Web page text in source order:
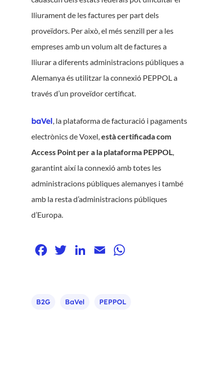
lliurament de les factures per part dels
proveïdors. Per això, el més senzill per a les
empreses amb un volum alt de factures a
lliurar a diferents administracions públiques a
Alemanya és utilitzar la connexió PEPPOL a
través d’un proveïdor certificat.
baVel, la plataforma de facturació i pagaments
electrònics de Voxel,està certificada com
Access Point per a la plataforma PEPPOL,
garantint així la connexió amb totes les
administracions públiques alemanyes i també
amb la resta d’administracions públiques
d’Europa.
Facebook
Twitter
LinkedIn
Email
B2G BaVel PEPPOL